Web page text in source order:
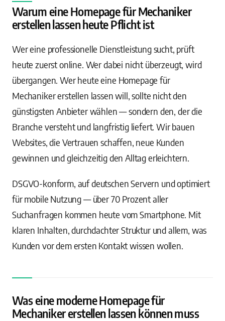
Warum eine Homepage für Mechaniker
erstellen lassen heute Pflicht ist
Wer eine professionelle Dienstleistung sucht, prüft
heute zuerst online. Wer dabei nicht überzeugt, wird
übergangen. Wer heute eine Homepage für
Mechaniker erstellen lassen will, sollte nicht den
günstigsten Anbieter wählen — sondern den, der die
Branche versteht und langfristig liefert. Wir bauen
Websites, die Vertrauen schaffen, neue Kunden
gewinnen und gleichzeitig den Alltag erleichtern.
DSGVO-konform, auf deutschen Servern und optimiert
für mobile Nutzung — über 70 Prozent aller
Suchanfragen kommen heute vom Smartphone. Mit
klaren Inhalten, durchdachter Struktur und allem, was
Kunden vor dem ersten Kontakt wissen wollen.
Was eine moderne Homepage für
Mechaniker erstellen lassen können muss